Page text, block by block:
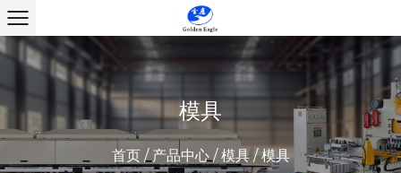
模具
首页/ 产品中心/模具/模具